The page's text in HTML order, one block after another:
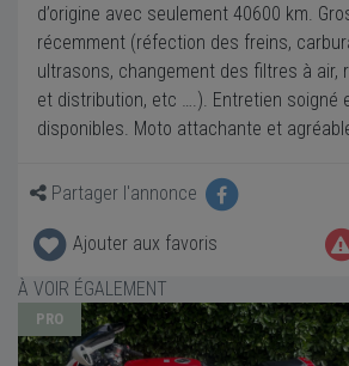
d’origine avec seulement 40600 km.
récemment (réfection des freins,
ultrasons, changement des filtres à air,
et distribution, etc ….). Entretien soigné
disponibles. Moto attachante et
Partager l'annonce
Ajouter aux favoris
À VOIR ÉGALEMENT
PRO